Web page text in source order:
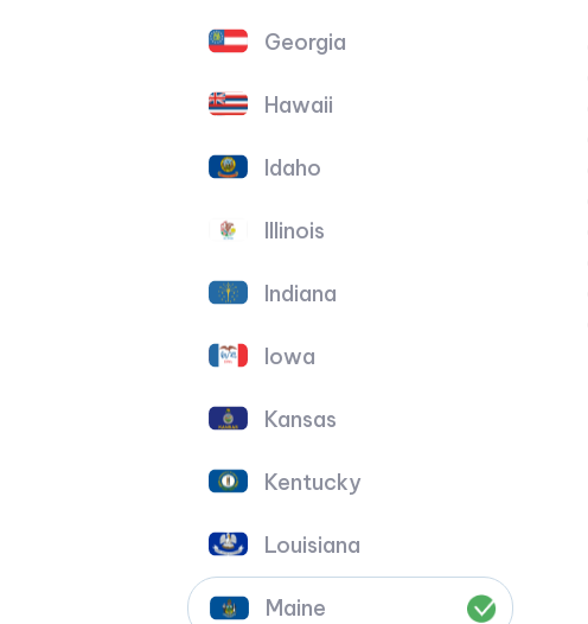
Georgia
Hawaii
Idaho
Illinois
Indiana
Iowa
Kansas
Kentucky
Louisiana
Maine